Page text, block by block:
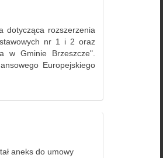
dotycząca rozszerzenia
nr 1 i 2 oraz
w Gminie Brzeszcze".
Europejskiego
aneks do umowy